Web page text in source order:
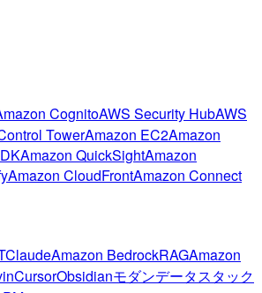
CognitoAWS Security HubAWS
TowerAmazon EC2Amazon
Amazon QuickSightAmazon
Amazon CloudFrontAmazon Connect
ClaudeAmazon BedrockRAGAmazon
CursorObsidianモダンデータスタック